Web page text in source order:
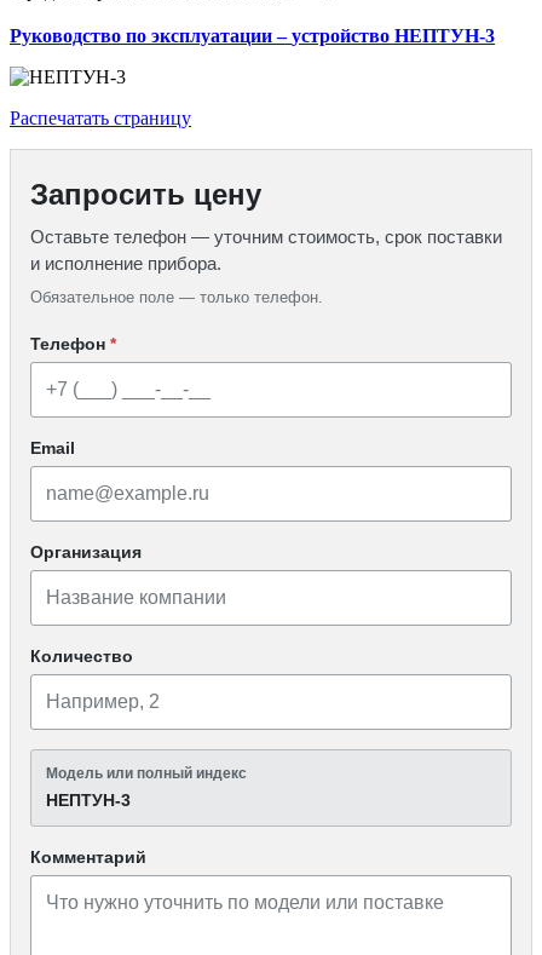
Руководство по эксплуатации – устройство НЕПТУН-3
Распечатать страницу
Запросить цену
Оставьте телефон — уточним стоимость, срок поставки
и исполнение прибора.
Обязательное поле — только телефон.
Телефон *
Email
Организация
Количество
Модель или полный индекс
НЕПТУН-3
Комментарий